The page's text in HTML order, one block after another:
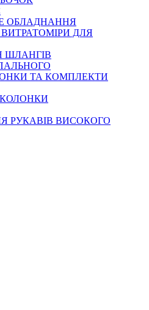
ОБЛАДНАННЯ
ДЛЯ
ШЛАНГІВ
ТА КОМПЛЕКТИ
КОЛОНКИ
РУКАВІВ ВИСОКОГО